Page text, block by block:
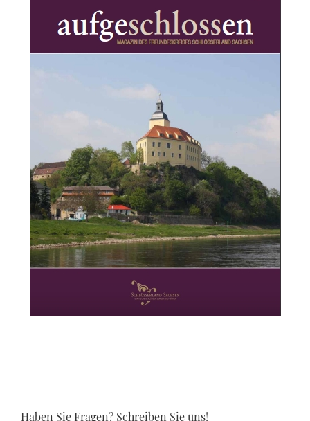
Haben Sie Fragen? Schreiben Sie uns!